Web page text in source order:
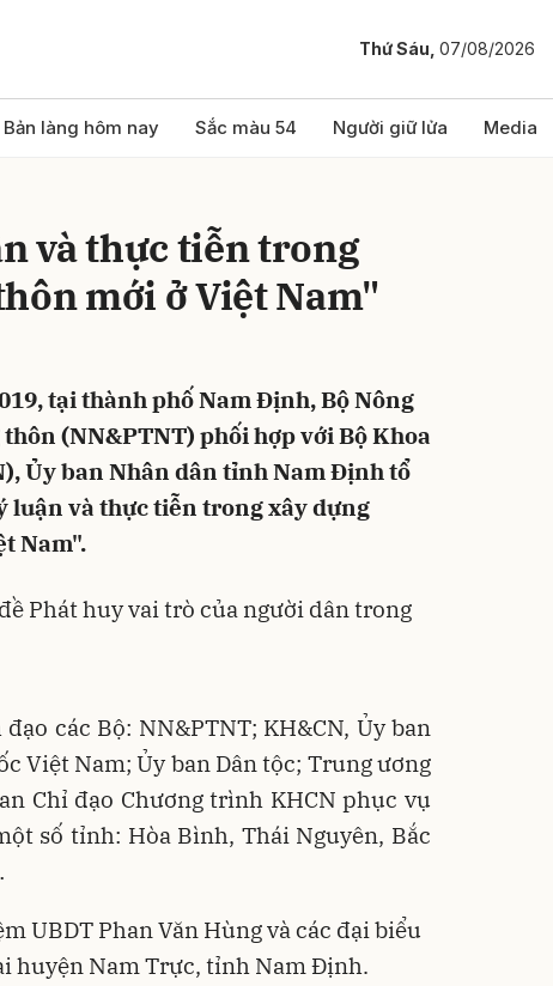
Thứ Sáu, 07/08/2026
Bản làng hôm nay Sắc màu 54 Người giữ lửa Media
và thực tiễn trong
mới ở Việt Nam"
tại thành phố Nam Định, Bộ Nông
(NN&PTNT) phối hợp với Bộ Khoa
Ủy ban Nhân dân tỉnh Nam Định tổ
luận và thực tiễn trong xây dựng
Nam".
các Bộ: NN&PTNT; KH&CN, Ủy ban
Việt Nam; Ủy ban Dân tộc; Trung ương
Chỉ đạo Chương trình KHCN phục vụ
số tỉnh: Hòa Bình, Thái Nguyên, Bắc
luận
Hủy